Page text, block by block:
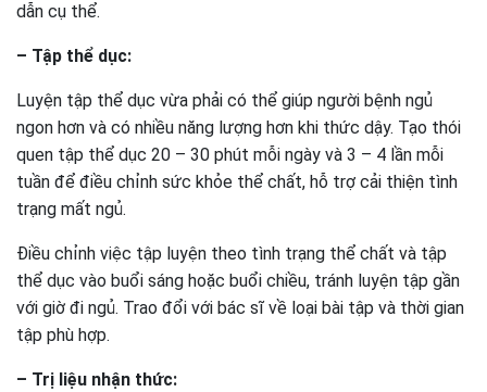
dẫn cụ thể.
– Tập thể dục:
Luyện tập thể dục vừa phải có thể giúp người bệnh ngủ
ngon hơn và có nhiều năng lượng hơn khi thức dậy. Tạo thói
quen tập thể dục 20 – 30 phút mỗi ngày và 3 – 4 lần mỗi
tuần để điều chỉnh sức khỏe thể chất, hỗ trợ cải thiện tình
trạng mất ngủ.
Điều chỉnh việc tập luyện theo tình trạng thể chất và tập
thể dục vào buổi sáng hoặc buổi chiều, tránh luyện tập gần
với giờ đi ngủ. Trao đổi với bác sĩ về loại bài tập và thời gian
tập phù hợp.
– Trị liệu nhận thức: